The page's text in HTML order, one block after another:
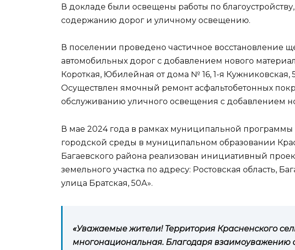
В докладе были освещены работы по
содержанию дорог и уличному освещению.
В поселении проведено частичное восстановление
автомобильных дорог с добавлением нового
Короткая, Юбилейная от дома № 16, 1-я Кужниковская,
Осуществлен ямочный ремонт асфальтобетонных
обслуживанию уличного освещения с добавлением
В мае 2024 года в рамках муниципальной
городской среды в муниципальном образовании
Багаевского района реализован инициативный
земельного участка по адресу: Ростовская область,
улица Братская, 50А».
«Уважаемые жители! Территория Красненского
многонациональная. Благодаря взаимоуважению